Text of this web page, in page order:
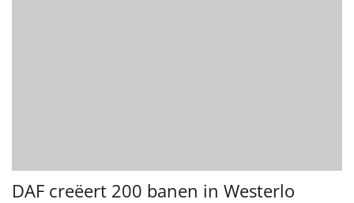
DAF creëert 200 banen in Westerlo